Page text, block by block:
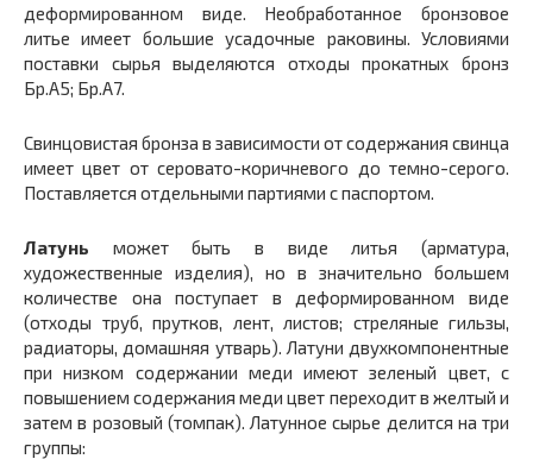
деформированном виде. Необработанное бронзовое
литье имеет большие усадочные раковины. Условиями
поставки сырья выделяются отходы прокатных бронз
Бр.А5; Бр.А7.
Свинцовистая бронза в зависимости от содержания свинца
имеет цвет от серовато-коричневого до темно-серого.
Поставляется отдельными партиями с паспортом.
Латунь может быть в виде литья (арматура,
художественные изделия), но в значительно большем
количестве она поступает в деформированном виде
(отходы труб, прутков, лент, листов; стреляные гильзы,
радиаторы, домашняя утварь). Латуни двухкомпонентные
при низком содержании меди имеют зеленый цвет, с
повышением содержания меди цвет переходит в желтый и
затем в розовый (томпак). Латунное сырье делится на три
группы: